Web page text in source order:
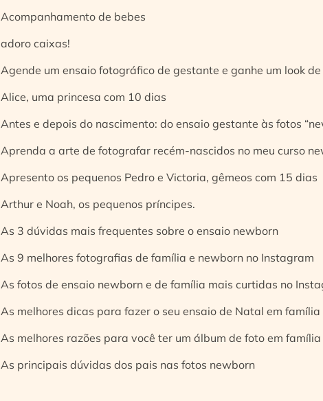
Acompanhamento de bebes
adoro caixas!
Agende um ensaio fotográfico de gestante e ganhe um look
Alice, uma princesa com 10 dias
Antes e depois do nascimento: do ensaio gestante às fotos
Aprenda a arte de fotografar recém-nascidos no meu curso
Apresento os pequenos Pedro e Victoria, gêmeos com 15 dias
Arthur e Noah, os pequenos príncipes.
As 3 dúvidas mais frequentes sobre o ensaio newborn
As 9 melhores fotografias de família e newborn no Instagram
As fotos de ensaio newborn e de família mais curtidas no
As melhores dicas para fazer o seu ensaio de Natal em família
As melhores razões para você ter um álbum de foto em família
As principais dúvidas dos pais nas fotos newborn